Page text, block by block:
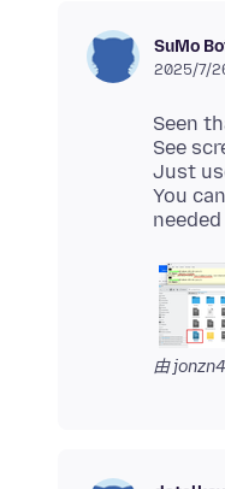
SuMo
2025/7/
Seen
See
Just
You
由